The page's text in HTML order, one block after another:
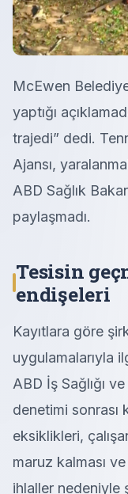
McEwen
yaptığı
trajedi” dedi.
Ajansı,
ABD Sağlık
paylaşmadı.
Tesisin
endişeleri
Kayıtlara göre
uygulamalarıyla
ABD İş Sağlığı
denetimi sonrası
eksiklikleri,
maruz kalması
ihlaller nedeniyle